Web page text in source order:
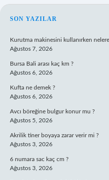
SIDEBAR
SON YAZILAR
Kurutma makinesini kullanırken
Ağustos 7, 2026
Bursa Bali arası kaç km ?
Ağustos 6, 2026
Kufta ne demek ?
Ağustos 6, 2026
Avcı böreğine bulgur konur mu ?
Ağustos 5, 2026
Akrilik tiner boyaya zarar verir mi ?
Ağustos 3, 2026
6 numara sac kaç cm ?
Ağustos 3, 2026